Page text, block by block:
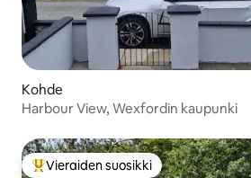
Kohde
Harbour View, Wexfordin kaupunki
Vieraiden suosikkien parhaimmistoa
Vieraiden suosikki